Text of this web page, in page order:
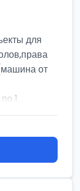
для
от
1...